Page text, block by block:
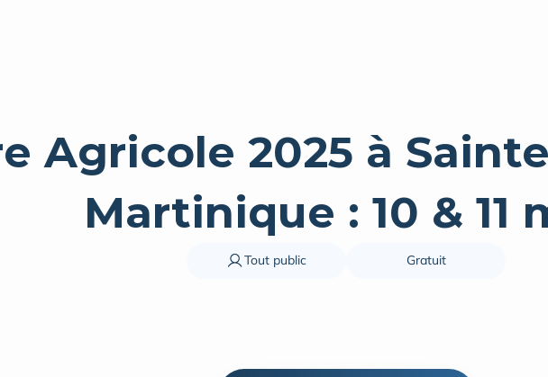
Agricole 2025 à
Martinique : 10 & 11
Tout public Gratuit